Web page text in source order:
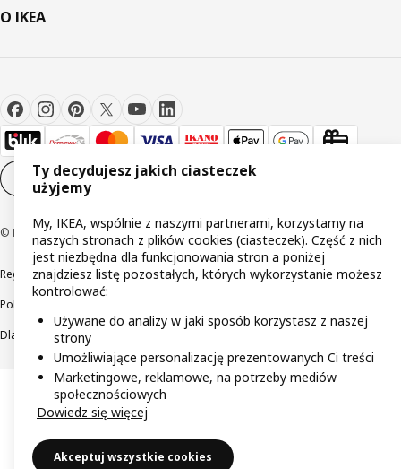
O IKEA
Ustawienia plików cookie PL
© Inter IKEA Systems B.V 1999-2026
RegulaminyPolityka prywatnościWycofane produkty
Polityka odpowiedzialnego ujawniania informacji
Dla akcjonariuszy IKEA Distribution
Ty decydujesz jakich ciasteczek
użyjemy
My, IKEA, wspólnie z naszymi partnerami, korzystamy na
naszych stronach z plików cookies (ciasteczek). Część z nich
jest niezbędna dla funkcjonowania stron a poniżej
znajdziesz listę pozostałych, których wykorzystanie możesz
kontrolować:
Używane do analizy w jaki sposób korzystasz z naszej
strony
Umożliwiające personalizację prezentowanych Ci treści
Marketingowe, reklamowe, na potrzeby mediów
społecznościowych
Dowiedz się więcej
Akceptuj wszystkie cookies